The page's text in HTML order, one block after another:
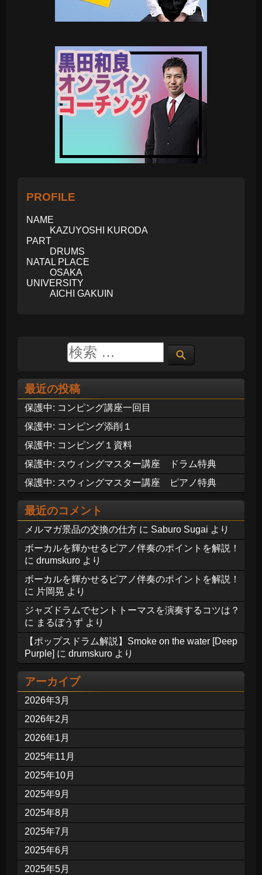
PROFILE
NAME
KAZUYOSHI KURODA
PART
DRUMS
NATAL PLACE
OSAKA
UNIVERSITY
AICHI GAKUIN
最近の投稿
保護中: コンピング講座一回目
保護中: コンピング添削１
保護中: コンピング１資料
保護中: スウィングマスター講座 ドラム特典
保護中: スウィングマスター講座 ピアノ特典
最近のコメント
メルマガ景品の交換の仕方 に Saburo Sugai より
ボーカルを輝かせるピアノ伴奏のポイントを解説！
に drumskuro より
ボーカルを輝かせるピアノ伴奏のポイントを解説！
に 片岡晃 より
ジャズドラムでセントトーマスを演奏するコツは？
に まるぼうず より
【ポップスドラム解説】Smoke on the water [Deep
Purple] に drumskuro より
アーカイブ
2026年3月
2026年2月
2026年1月
2025年11月
2025年10月
2025年9月
2025年8月
2025年7月
2025年6月
2025年5月